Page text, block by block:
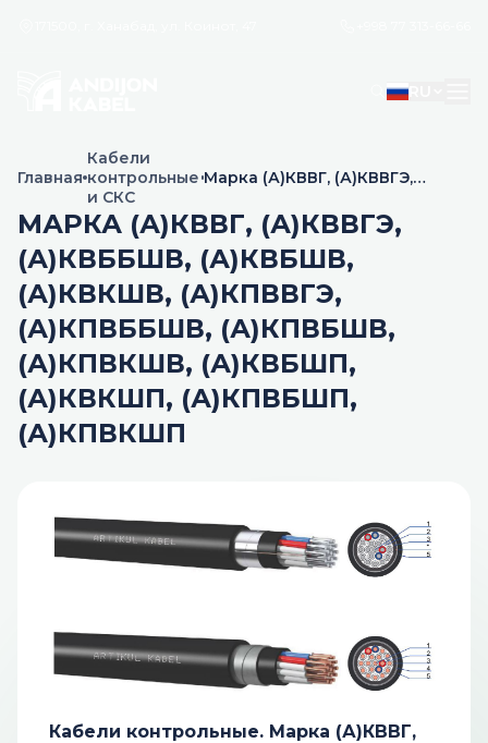
Главная
Кабели
контрольные
и СКС
Марка (А)КВВГ, (А)КВВГЭ,
(А)КВКШв, (А)КПвВГЭ,
(А)КПвБбШв, (А)КПвБШв,
(А)КПвКШв, (А)КВБШп,
(А)КВКШп, (А)КПвБШп,
(А)КПвКШп
МАРКА (А)КВВГ, (А)КВВГЭ,
(А)КВББШВ, (А)КВБШВ,
(А)КВКШВ, (А)КПВВГЭ,
(А)КПВББШВ, (А)КПВБШВ,
(А)КПВКШВ, (А)КВБШП,
(А)КВКШП, (А)КПВБШП,
(А)КПВКШП
Кабели контрольные. Марка (А)КВВГ,